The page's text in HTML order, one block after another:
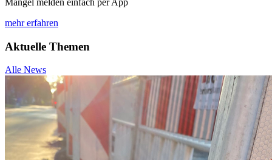
mehr erfahren
Aktuelle Themen
Alle News